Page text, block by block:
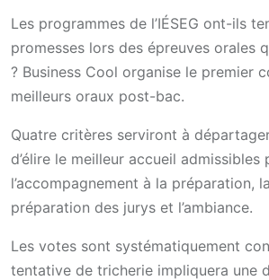
Les programmes de l’IÉSEG ont-ils
promesses lors des épreuves orales
? Business Cool organise le premier
meilleurs oraux post-bac.
Quatre critères serviront à
d’élire le meilleur accueil admissibles
l’accompagnement à la préparation,
préparation des jurys et l’ambiance.
Les votes sont systématiquement
tentative de tricherie impliquera une